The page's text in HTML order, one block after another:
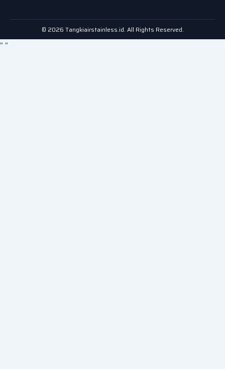
© 2026 Tangkiairstainless.id. All Rights Reserved.
" "